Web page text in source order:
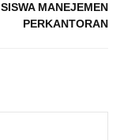
SISWA MANEJEMEN
PERKANTORAN